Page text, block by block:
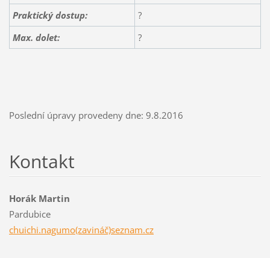
Praktický dostup:
?
Max. dolet:
?
Poslední úpravy provedeny dne: 9.8.2016
Kontakt
Horák Martin
Pardubice
chuichi.nagumo(zavináč)seznam.cz